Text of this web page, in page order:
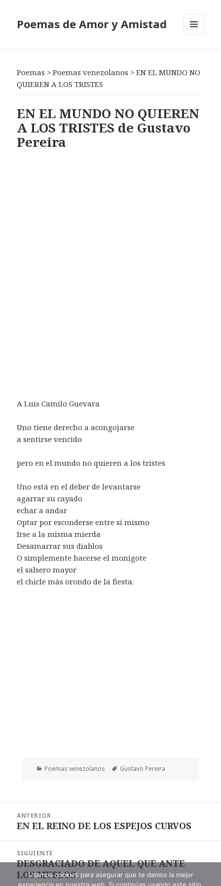
Poemas de Amor y Amistad
Poemas >Poemas venezolanos >EN EL MUNDO NO
QUIEREN A LOS TRISTES
EN EL MUNDO NO QUIEREN
A LOS TRISTES de Gustavo
Pereira
A Luis Camilo Guevara
Uno tiene derecho a acongojarse
a sentirse vencido
pero en el mundo no quieren a los tristes
Uno está en el deber de levantarse
agarrar su cayado
echar a andar
Optar por esconderse entre sí mismo
Irse a la misma mierda
Desamarrar sus diablos
O simplemente hacerse el monigote
el salsero mayor
el chicle más orondo de la fiesta.
Categorías
Poemas venezolanos Etiquetas
Gustavo Pereira
entradas
ANTERIOR
Entrada
EN EL REINO DE LOS ESPEJOS CURVOS
SIGUIENTE
Entrada
siguiente:
DESGRACIADO DE AQUEL QUE ANTE
LOS MUSLOS
Usamos cookies para asegurar que te damos la mejor